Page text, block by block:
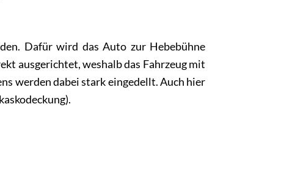
Dafür wird das Auto zur Hebebühne
ausgerichtet, weshalb das Fahrzeug mit
werden dabei stark eingedellt. Auch hier